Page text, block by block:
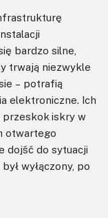
bardzo silne,
trwają niezwykle
– potrafią
elektroniczne. Ich
przeskok iskry w
otwartego
dojść do sytuacji
wyłączony, po